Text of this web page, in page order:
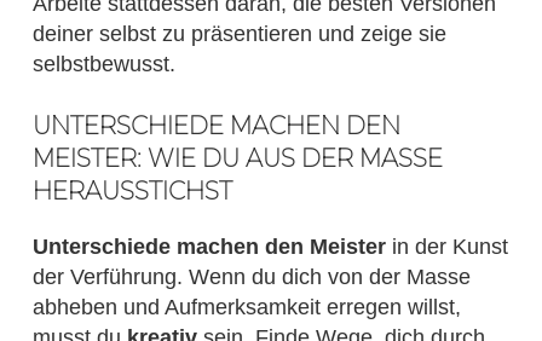
deiner selbst zu präsentieren und zeige sie
selbstbewusst.
UNTERSCHIEDE MACHEN DEN
MEISTER: WIE DU AUS DER MASSE
HERAUSSTICHST
Unterschiede machen den Meister in der Kunst
der Verführung. Wenn du dich von der Masse
abheben und Aufmerksamkeit erregen willst,